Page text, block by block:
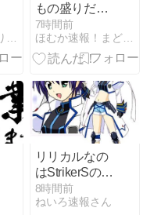
瑞原唯子のひとりごと
もの盛りだく
さん
7時間前
ほむか速報！まどマギ SS まとめ
リリカルなの
はStrikerSのス
バルwww
8時間前
ねいろ速報さん